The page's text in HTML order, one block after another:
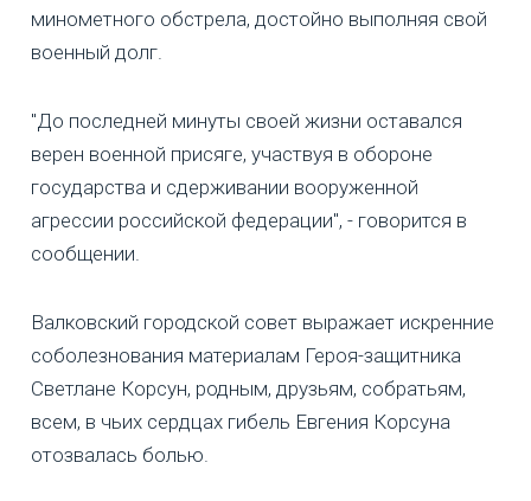
минометного обстрела, достойно выполняя свой
военный долг.
"До последней минуты своей жизни оставался
верен военной присяге, участвуя в обороне
государства и сдерживании вооруженной
агрессии российской федерации", - говорится в
сообщении.
Валковский городской совет выражает искренние
соболезнования материалам Героя-защитника
Светлане Корсун, родным, друзьям, собратьям,
всем, в чьих сердцах гибель Евгения Корсуна
отозвалась болью.